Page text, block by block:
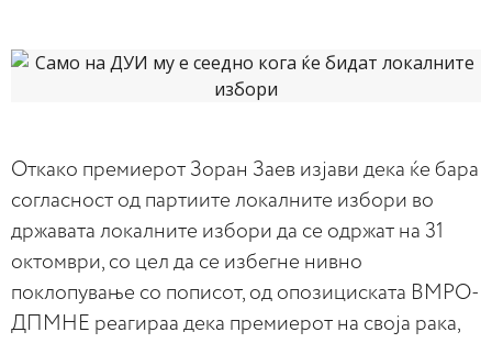
Откако премиерот Зоран Заев изјави дека ќе бара
согласност од партиите локалните избори во
државата локалните избори да се одржат на 31
октомври, со цел да се избегне нивно
поклопување со пописот, од опозициската ВМРО-
ДПМНЕ реагираа дека премиерот на своја рака,